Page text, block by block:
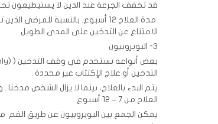
قد تخفف الجرعة عند الذين لا يستيطيعون
الامتناع عن التدخين على المدى الطويل .
3- البوبروبيون
التدخين أو علاج الإكتئاب غير محددة .
يتم البدء بالعلاج، بينما لا يزال الشخص
العلاج من 7 – 12 أسبوع .
يمكن الجمع بين البوبروبيون عن طريق الفم